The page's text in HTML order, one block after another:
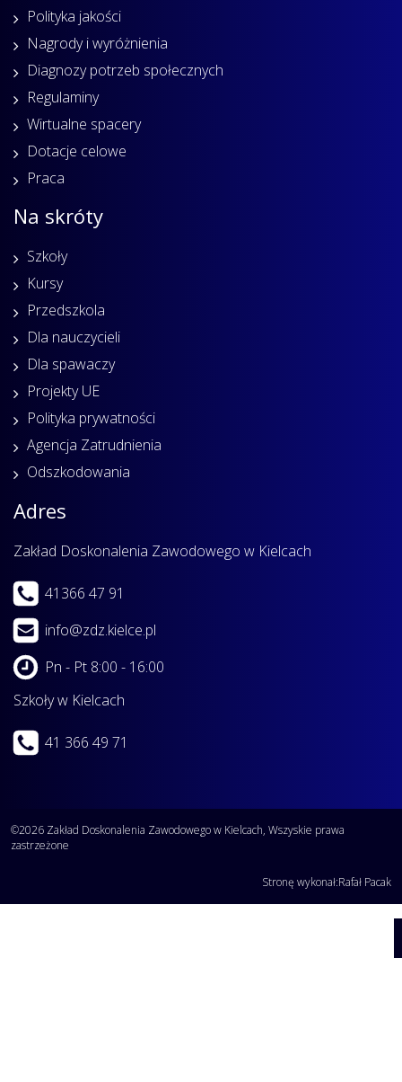
Polityka jakości
Nagrody i wyróżnienia
Diagnozy potrzeb społecznych
Regulaminy
Wirtualne spacery
Dotacje celowe
Praca
Na skróty
Szkoły
Kursy
Przedszkola
Dla nauczycieli
Dla spawaczy
Projekty UE
Polityka prywatności
Agencja Zatrudnienia
Odszkodowania
Adres
Zakład Doskonalenia Zawodowego w Kielcach
41366 47 91
info@zdz.kielce.pl
Pn - Pt 8:00 - 16:00
Szkoły w Kielcach
41 366 49 71
©2026 Zakład Doskonalenia Zawodowego w Kielcach, Wszyskie prawa
zastrzeżone
Stronę wykonał:Rafał Pacak